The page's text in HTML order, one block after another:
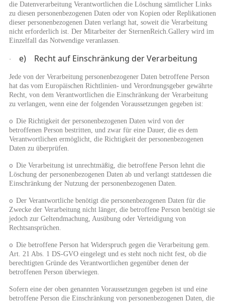
die Datenverarbeitung Verantwortlichen die Löschung sämtlicher Links
zu diesen personenbezogenen Daten oder von Kopien oder Replikationen
dieser personenbezogenen Daten verlangt hat, soweit die Verarbeitung
nicht erforderlich ist. Der Mitarbeiter der SternenReich.Gallery wird im
Einzelfall das Notwendige veranlassen.
· e) Recht auf Einschränkung der Verarbeitung
Jede von der Verarbeitung personenbezogener Daten betroffene Person
hat das vom Europäischen Richtlinien- und Verordnungsgeber gewährte
Recht, von dem Verantwortlichen die Einschränkung der Verarbeitung
zu verlangen, wenn eine der folgenden Voraussetzungen gegeben ist:
o Die Richtigkeit der personenbezogenen Daten wird von der
betroffenen Person bestritten, und zwar für eine Dauer, die es dem
Verantwortlichen ermöglicht, die Richtigkeit der personenbezogenen
Daten zu überprüfen.
o Die Verarbeitung ist unrechtmäßig, die betroffene Person lehnt die
Löschung der personenbezogenen Daten ab und verlangt stattdessen die
Einschränkung der Nutzung der personenbezogenen Daten.
o Der Verantwortliche benötigt die personenbezogenen Daten für die
Zwecke der Verarbeitung nicht länger, die betroffene Person benötigt sie
jedoch zur Geltendmachung, Ausübung oder Verteidigung von
Rechtsansprüchen.
o Die betroffene Person hat Widerspruch gegen die Verarbeitung gem.
Art. 21 Abs. 1 DS-GVO eingelegt und es steht noch nicht fest, ob die
berechtigten Gründe des Verantwortlichen gegenüber denen der
betroffenen Person überwiegen.
Sofern eine der oben genannten Voraussetzungen gegeben ist und eine
betroffene Person die Einschränkung von personenbezogenen Daten, die